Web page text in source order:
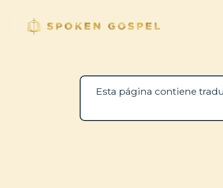
Esta página contiene